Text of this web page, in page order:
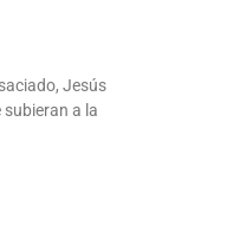
Jesús
a la